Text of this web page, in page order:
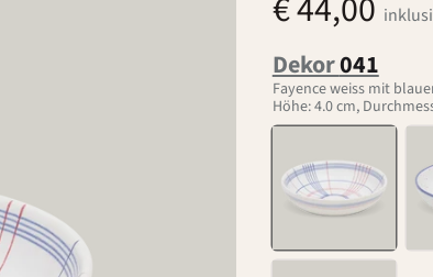
Dekor041
Fayence weiss mit
Höhe: 4.0 cm,